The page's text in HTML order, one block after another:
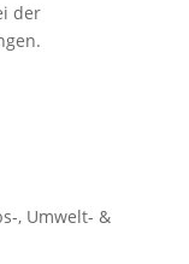
der
, Umwelt- &